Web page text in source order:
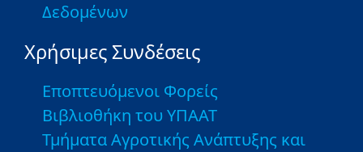
Δεδομένων
Χρήσιμες Συνδέσεις
Εποπτευόμενοι Φορείς
Βιβλιοθήκη του ΥΠΑΑΤ
Τμήματα Αγροτικής Ανάπτυξης και